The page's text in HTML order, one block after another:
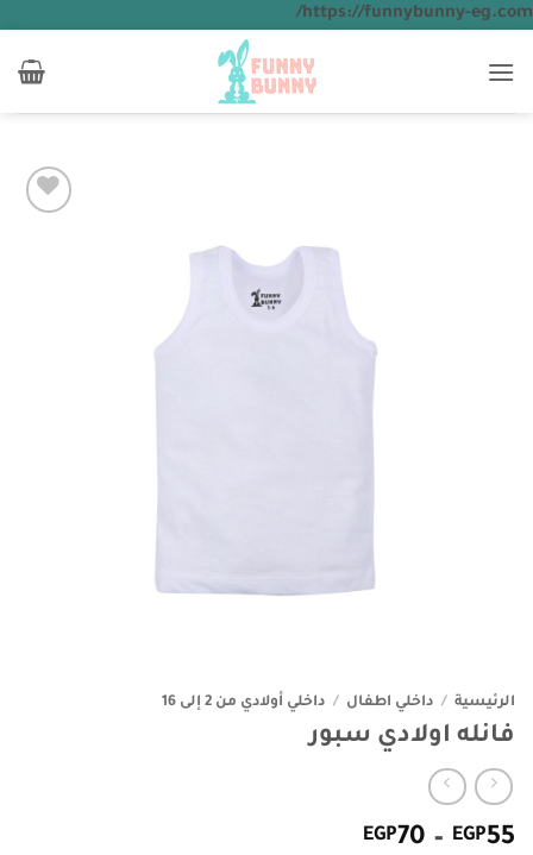
https://funnybunny-eg.com/ تخطي
للمحتوى
الرئيسية / داخلي اطفال / داخلي أولادي من 2 إلى 16
فانله اولادي سبور
EGP55
–
EGP70